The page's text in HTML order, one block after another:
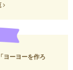
ヨーヨーを作ろ